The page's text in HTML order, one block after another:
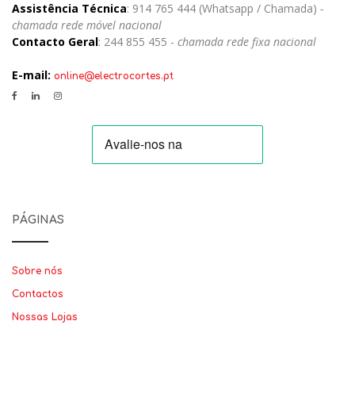
Assistência Técnica: 914 765 444 (Whatsapp / Chamada) -
chamada rede móvel nacional
Contacto Geral: 244 855 455 - chamada rede fixa nacional
E-mail: online@electrocortes.pt
PÁGINAS
Sobre nós
Contactos
Nossas Lojas